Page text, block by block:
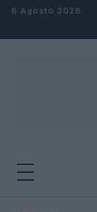
Salta al contenuto
6 Agosto 2026